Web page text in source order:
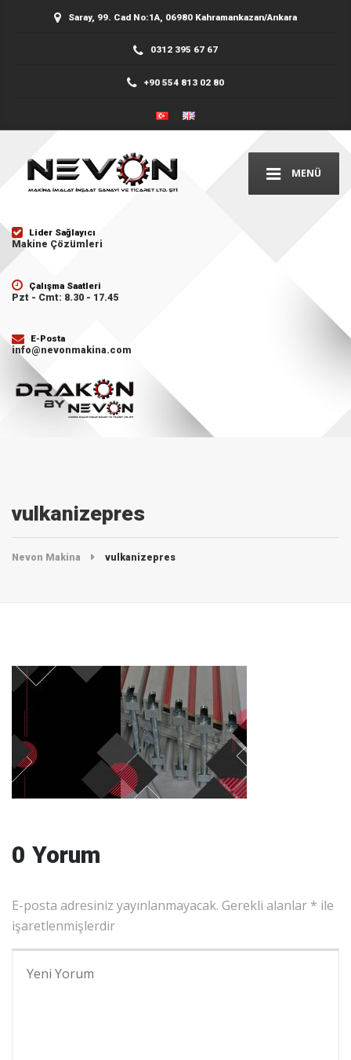
Saray, 99. Cad No:1A, 06980 Kahramankazan/Ankara
0312 395 67 67
+90 554 813 02 80
MENÜ
Lider Sağlayıcı
Makine Çözümleri
Çalışma Saatleri
Pzt - Cmt: 8.30 - 17.45
E-Posta
info@nevonmakina.com
vulkanizepres
Nevon Makina vulkanizepres
0 Yorum
E-posta adresiniz yayınlanmayacak. Gerekli alanlar * ile
işaretlenmişlerdir